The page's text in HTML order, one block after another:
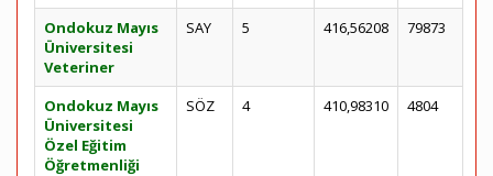
Ondokuz Mayıs
Üniversitesi
Veteriner
SAY 5 416,56208 79873
Ondokuz Mayıs
Üniversitesi
Özel Eğitim
Öğretmenliği
SÖZ 4 410,98310 4804